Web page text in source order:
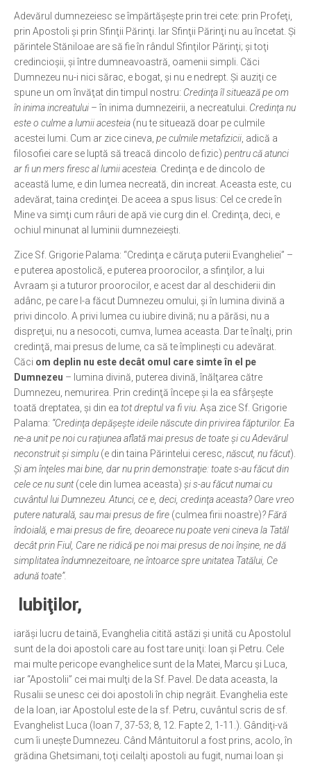
Adevărul dumnezeiesc se împărtăşeşte prin trei cete: prin Profeţi,
prin Apostoli şi prin Sfinţii Părinţi. Iar Sfinţii Părinţi nu au încetat. Şi
părintele Stăniloae are să fie în rândul Sfinţilor Părinţi; şi toţi
credincioşii, şi între dumneavoastră, oamenii simpli. Căci
Dumnezeu nu-i nici sărac, e bogat, şi nu e nedrept. Şi auziţi ce
spune un om învăţat din timpul nostru: Credinţa îl situează pe om
în inima increatului – în inima dumnezeirii, a necreatului. Credinţa nu
este o culme a lumii acesteia (nu te situează doar pe culmile
acestei lumi. Cum ar zice cineva, pe culmile metafizicii , adică a
filosofiei care se luptă să treacă dincolo de fizic) pentru că atunci
ar fi un mers firesc al lumii acesteia. Credinţa e de dincolo de
această lume, e din lumea necreată, din increat. Aceasta este, cu
adevărat, taina credinţei. De aceea a spus Iisus: Cel ce crede în
Mine va simţi cum râuri de apă vie curg din el. Credinţa, deci, e
ochiul minunat al luminii dumnezeieşti.
Zice Sf. Grigorie Palama: “Credinţa e căruţa puterii Evangheliei” –
e puterea apostolică, e puterea proorocilor, a sfinţilor, a lui
Avraam şi a tuturor proorocilor, e acest dar al deschiderii din
adânc, pe care l-a făcut Dumnezeu omului, şi în lumina divină a
privi dincolo. A privi lumea cu iubire divină; nu a părăsi, nu a
dispreţui, nu a nesocoti, cumva, lumea aceasta. Dar te înalţi, prin
credinţă, mai presus de lume, ca să te împlineşti cu adevărat.
Căci om deplin nu este decât omul care simte în el pe
Dumnezeu – lumina divină, puterea divină, înălţarea către
Dumnezeu, nemurirea. Prin credinţă începe şi la ea sfârşeşte
toată dreptatea, şi din ea tot dreptul va fi viu . Aşa zice Sf. Grigorie
Palama: “Credinţa depăşeşte ideile născute din privirea făpturilor. Ea
ne-a unit pe noi cu raţiunea aflată mai presus de toate şi cu Adevărul
neconstruit şi simplu (e din taina Părintelui ceresc, născut, nu făcut).
Şi am înţeles mai bine, dar nu prin demonstraţie: toate s-au făcut din
cele ce nu sunt(cele din lumea aceasta) şi s-au făcut numai cu
cuvântul lui Dumnezeu. Atunci, ce e, deci, credinţa aceasta? Oare vreo
putere naturală, sau mai presus de fire (culmea firii noastre)? Fără
îndoială, e mai presus de fire, deoarece nu poate veni cineva la Tatăl
decât prin Fiul, Care ne ridică pe noi mai presus de noi înşine, ne dă
simplitatea îndumnezeitoare, ne întoarce spre unitatea Tatălui, Ce
adună toate”.
Iubiţilor,
iarăşi lucru de taină, Evanghelia citită astăzi şi unită cu Apostolul
sunt de la doi apostoli care au fost tare uniţi: Ioan şi Petru. Cele
mai multe pericope evanghelice sunt de la Matei, Marcu şi Luca,
iar “Apostolii” cei mai mulţi de la Sf. Pavel. De data aceasta, la
Rusalii se unesc cei doi apostoli în chip negrăit. Evanghelia este
de la Ioan, iar Apostolul este de la sf. Petru, cuvântul scris de sf.
Evanghelist Luca (Ioan 7, 37-53; 8, 12. Fapte 2, 1-11.). Gândiţi-vă
cum îi uneşte Dumnezeu. Când Mântuitorul a fost prins, acolo, în
grădina Ghetsimani, toţi ceilalţi apostoli au fugit, numai Ioan şi